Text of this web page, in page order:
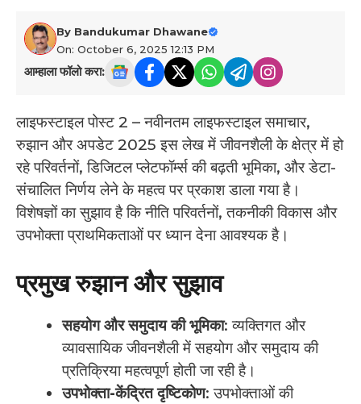
By Bandukumar Dhawane
On: October 6, 2025 12:13 PM
आम्हाला फॉलो करा:
लाइफस्टाइल पोस्ट 2 – नवीनतम लाइफस्टाइल समाचार,
रुझान और अपडेट 2025 इस लेख में जीवनशैली के क्षेत्र में हो
रहे परिवर्तनों, डिजिटल प्लेटफॉर्म्स की बढ़ती भूमिका, और डेटा-
संचालित निर्णय लेने के महत्व पर प्रकाश डाला गया है।
विशेषज्ञों का सुझाव है कि नीति परिवर्तनों, तकनीकी विकास और
उपभोक्ता प्राथमिकताओं पर ध्यान देना आवश्यक है।
प्रमुख रुझान और सुझाव
सहयोग और समुदाय की भूमिका: व्यक्तिगत और
व्यावसायिक जीवनशैली में सहयोग और समुदाय की
प्रतिक्रिया महत्वपूर्ण होती जा रही है।
उपभोक्ता-केंद्रित दृष्टिकोण: उपभोक्ताओं की